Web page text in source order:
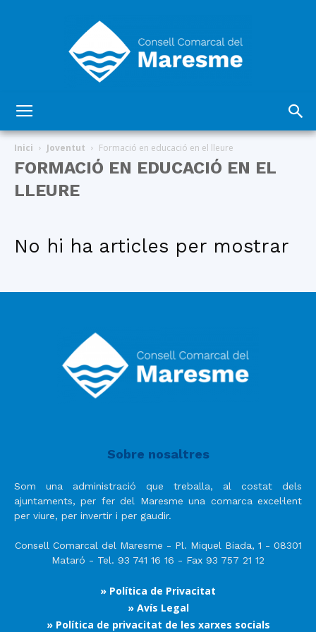
del
Inici Joventut Formació en educació en el lleure
FORMACIÓ EN EDUCACIÓ EN EL
LLEURE
No hi ha articles per mostrar
Sobre nosaltres
Som una administració que treballa, al costat dels
ajuntaments, per fer del Maresme una comarca excel·lent
per viure, per invertir i per gaudir.
Consell Comarcal del Maresme - Pl. Miquel Biada, 1 - 08301
Mataró - Tel. 93 741 16 16 - Fax 93 757 21 12
» Política de Privacitat
» Avís Legal
» Política de privacitat de les xarxes socials